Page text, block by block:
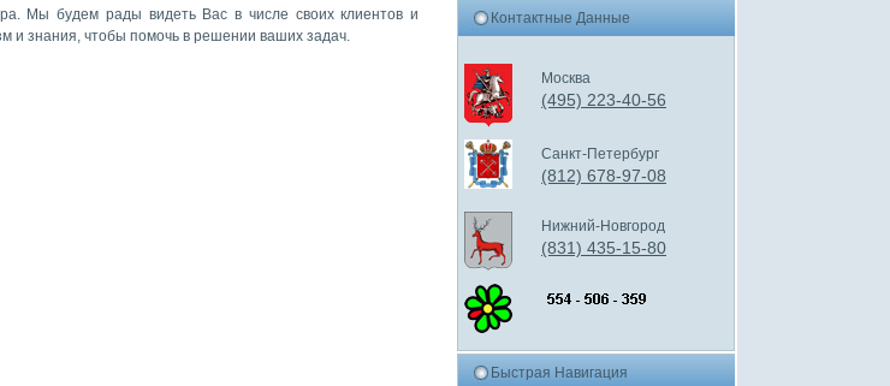
Мы будем рады видеть Вас в числе своих клиентов и
и знания, чтобы помочь в решении ваших задач.
Контактные Данные
Москва
(495) 223-40-56
Санкт-Петербург
(812) 678-97-08
Нижний-Новгород
(831) 435-15-80
Быстрая Навигация